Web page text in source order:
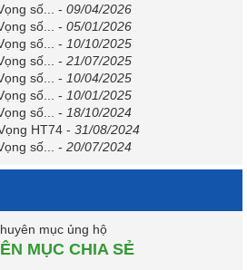
số...
- 09/04/2026
số...
- 05/01/2026
số...
- 10/10/2025
số...
- 21/07/2025
số...
- 10/04/2025
số...
- 10/01/2025
số...
- 18/10/2024
HT74 - 31/08/2024
số...
- 20/07/2024
MỤC CHIA SẺ